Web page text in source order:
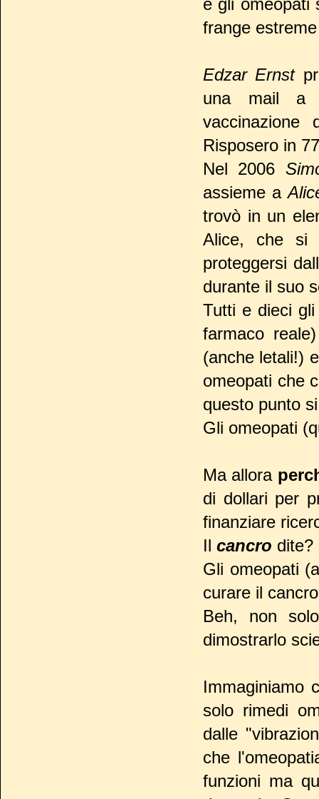
e gli omeopati
frange
Edzar Ernst
una mail a
Risposero in
Nel 2006
assieme a
trovò in un
Alice, che si
proteggersi
durante il suo
Tutti e dieci
farmaco
(anche letali!)
omeopati che
questo punto
Gli omeopati
Ma allora
di dollari per
finanziare
Il cancro dite?
Gli omeopati
curare il
Beh, non
dimostrarlo
Immaginiamo
solo rimedi
dalle
che
funzioni ma